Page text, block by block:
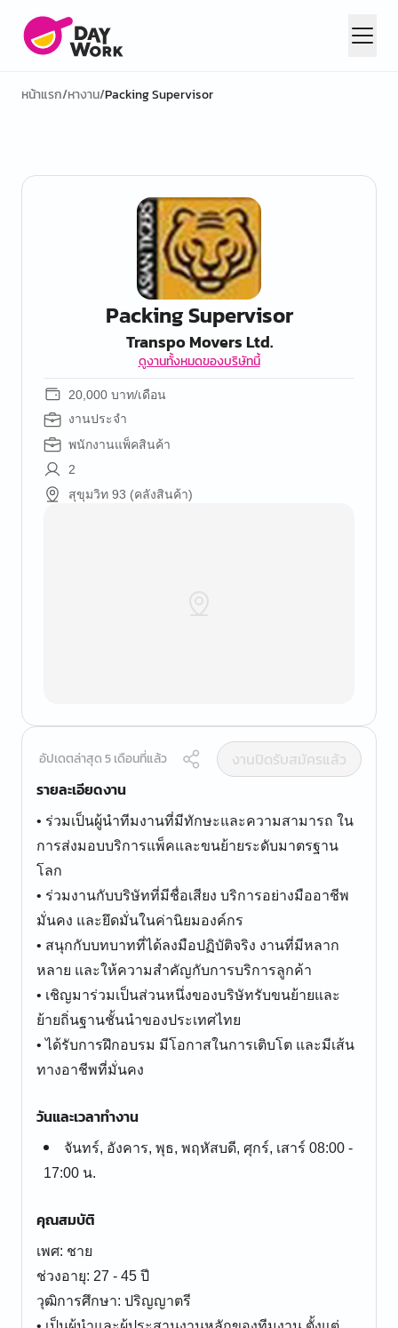
หน้าแรก/หางาน/Packing Supervisor
Packing Supervisor
Transpo Movers Ltd.
ดูงานทั้งหมดของบริษัทนี้
20,000 บาท/เดือน
งานประจำ
พนักงานแพ็คสินค้า
2
สุขุมวิท 93 (คลังสินค้า)
อัปเดตล่าสุด 5 เดือนที่แล้ว
งานปิดรับสมัครแล้ว
รายละเอียดงาน
• ร่วมเป็นผู้นำทีมงานที่มีทักษะและความสามารถ ใน
การส่งมอบบริการแพ็คและขนย้ายระดับมาตรฐาน
โลก
• ร่วมงานกับบริษัทที่มีชื่อเสียง บริการอย่างมืออาชีพ
มั่นคง และยึดมั่นในค่านิยมองค์กร
• สนุกกับบทบาทที่ได้ลงมือปฏิบัติจริง งานที่มีหลาก
หลาย และให้ความสำคัญกับการบริการลูกค้า
• เชิญมาร่วมเป็นส่วนหนึ่งของบริษัทรับขนย้ายและ
ย้ายถิ่นฐานชั้นนำของประเทศไทย
• ได้รับการฝึกอบรม มีโอกาสในการเติบโต และมีเส้น
ทางอาชีพที่มั่นคง
วันและเวลาทำงาน
จันทร์, อังคาร, พุธ, พฤหัสบดี, ศุกร์, เสาร์ 08:00 -
17:00 น.
คุณสมบัติ
เพศ: ชาย
ช่วงอายุ: 27 - 45 ปี
วุฒิการศึกษา: ปริญญาตรี